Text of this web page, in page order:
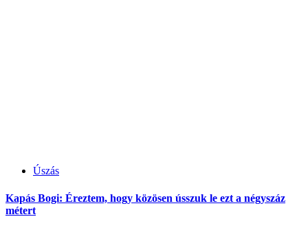
Úszás
Kapás Bogi: Éreztem, hogy közösen ússzuk le ezt a négyszáz
métert